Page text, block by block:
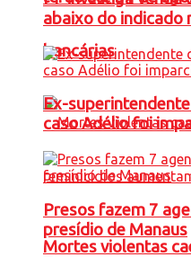
bancárias
Mortes violentas
abaixo do indicado
Ex-
caso Adélio foi
Presos fazem 7
presídio de Manaus